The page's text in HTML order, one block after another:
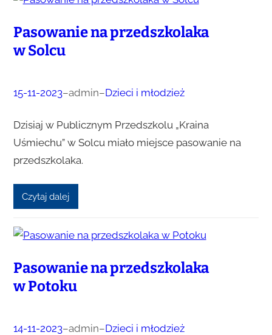
Pasowanie na przedszkolaka
w Solcu
15-11-2023–admin–Dzieci i młodzież
Dzisiaj w Publicznym Przedszkolu „Kraina
Uśmiechu” w Solcu miało miejsce pasowanie na
przedszkolaka.
Czytaj dalej
Pasowanie na przedszkolaka
w Potoku
14-11-2023–admin–Dzieci i młodzież